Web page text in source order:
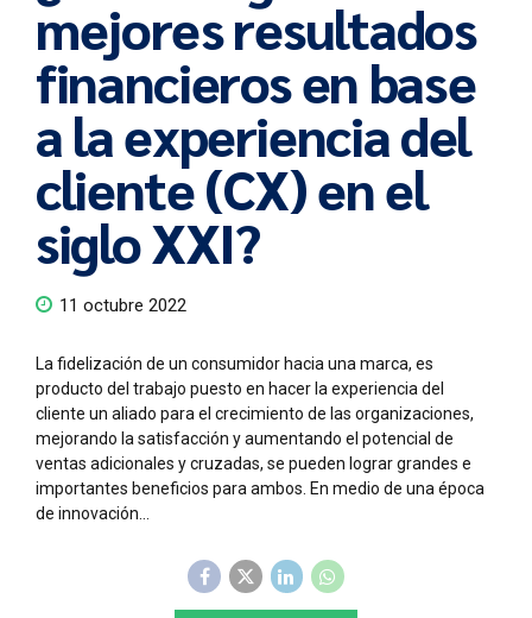
mejores resultados
financieros en base
a la experiencia del
cliente (CX) en el
siglo XXI?
11 octubre 2022
La fidelización de un consumidor hacia una marca, es
producto del trabajo puesto en hacer la experiencia del
cliente un aliado para el crecimiento de las organizaciones,
mejorando la satisfacción y aumentando el potencial de
ventas adicionales y cruzadas, se pueden lograr grandes e
importantes beneficios para ambos. En medio de una época
de innovación...